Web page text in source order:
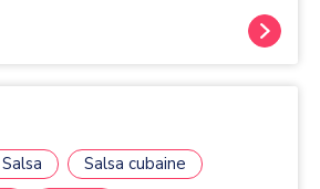
Salsa
Salsa cubaine